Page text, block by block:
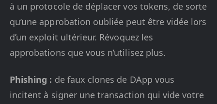
à un protocole de déplacer vos tokens, de sorte
qu’une approbation oubliée peut être vidée lors
d’un exploit ultérieur. Révoquez les
approbations que vous n’utilisez plus.
Phishing : de faux clones de DApp vous
incitent à signer une transaction qui vide votre